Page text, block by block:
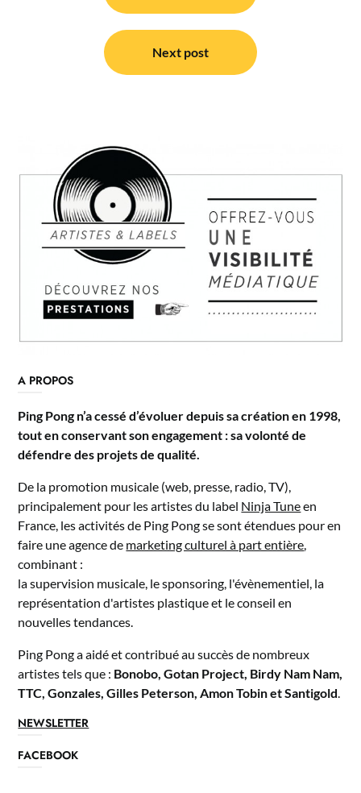
Next post
A PROPOS
Ping Pong n’a cessé d’évoluer depuis sa création en 1998,
tout en conservant son engagement : sa volonté de
défendre des projets de qualité.
De la promotion musicale (web, presse, radio, TV),
principalement pour les artistes du label Ninja Tuneen
France, les activités de Ping Pong se sont étendues pour en
faire une agence de marketing culturel à part entière
combinant :
la supervision musicale, le sponsoring, l'évènementiel, la
représentation d'artistes plastique et le conseil en
nouvelles tendances.
Ping Pong a aidé et contribué au succès de nombreux
artistes tels que : Bonobo, Gotan Project, Birdy Nam Nam,
TTC, Gonzales, Gilles Peterson, Amon Tobin et Santigold
NEWSLETTER
FACEBOOK